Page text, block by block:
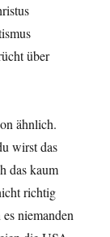
über
ähnlich.
wirst das
das kaum
richtig
niemanden